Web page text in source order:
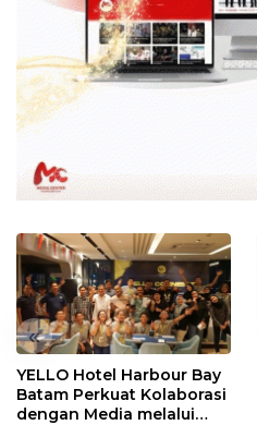
«
YELLO Hotel Harbour Bay
Batam Perkuat Kolaborasi
dengan Media melalui